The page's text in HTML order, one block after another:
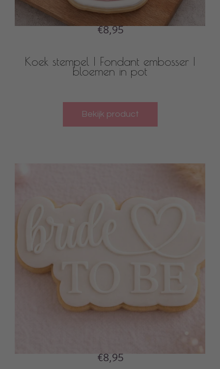
€8,95
Koek stempel | Fondant embosser |
bloemen in pot
Bekijk product
€8,95